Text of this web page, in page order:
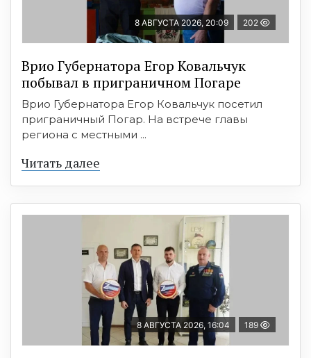
8 АВГУСТА 2026, 20:09 202
Врио Губернатора Егор Ковальчук
побывал в приграничном Погаре
Врио Губернатора Егор Ковальчук посетил
приграничный Погар. На встрече главы
региона с местными ...
Читать далее
8 АВГУСТА 2026, 16:04 189